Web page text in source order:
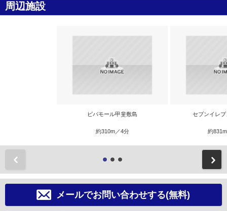
周辺施設
ビバモール甲斐敷島
約310m／4分
セブンイレ
約
メールでお問い合わせする(無料)